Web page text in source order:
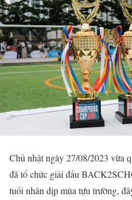
Chủ nhật ngày 27/08/2023 vừa
đã tổ chức giải đấu
tuổi nhân dịp mùa tựu trường,